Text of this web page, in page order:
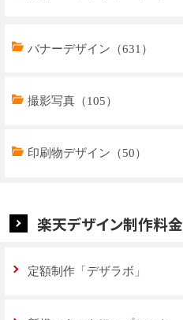
トップページデザイン（32）
商品ページデザイン（769）
特集ページデザイン（59）
バナーデザイン（631）
撮影写真（105）
印刷物デザイン（50）
楽天デザイン制作料金
定額制作「デザラボ」